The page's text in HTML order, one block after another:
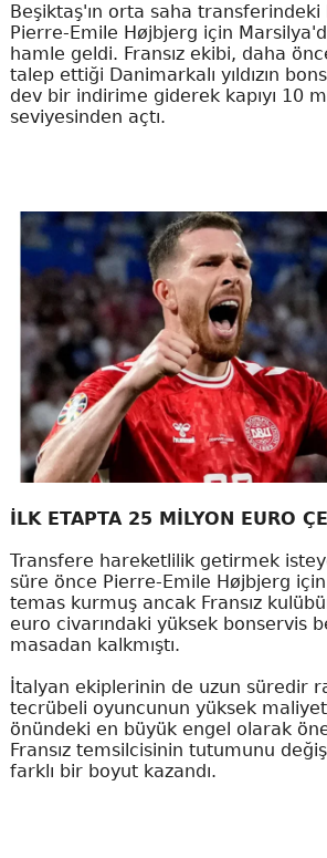
Beşiktaş'ın orta saha
Pierre-Emile Højbjerg için
hamle geldi. Fransız ekibi, daha
talep ettiği Danimarkalı yıldızın
dev bir indirime giderek kapıyı 10
seviyesinden açtı.
İLK ETAPTA 25 MİLYON EURO
Transfere hareketlilik getirmek
süre önce Pierre-Emile Højbjerg
temas kurmuş ancak Fransız
euro civarındaki yüksek bonservis
masadan kalkmıştı.
İtalyan ekiplerinin de uzun süredir
tecrübeli oyuncunun yüksek
önündeki en büyük engel olarak
Fransız temsilcisinin tutumunu
farklı bir boyut kazandı.